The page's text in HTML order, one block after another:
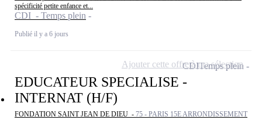
spécificité petite enfance et...
CDI - Temps plein
Publié il y a 6 jours
EDUCATEUR SPECIALISE -
INTERNAT (H/F)
FONDATION SAINT JEAN DE DIEU - 75 - PARIS 15E ARRONDISSEMENT
CDITemps plein
Ajouter cette offre à ma sélection